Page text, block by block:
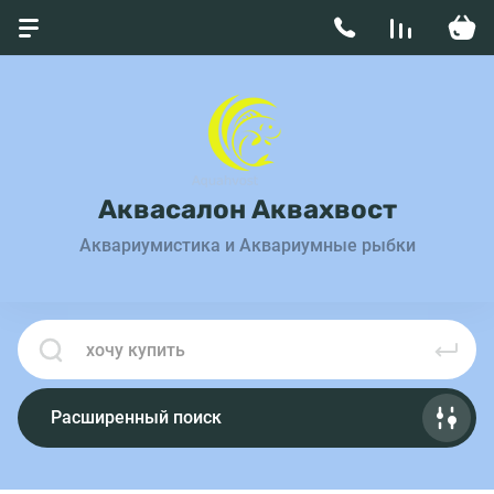
Аквасалон Аквахвост
Аквариумистика и Аквариумные рыбки
Расширенный поиск